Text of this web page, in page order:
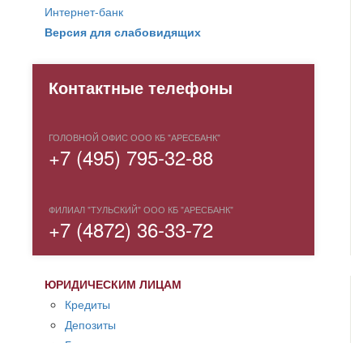
Интернет-банк
Версия для слабовидящих
Контактные телефоны
ГОЛОВНОЙ ОФИС ООО КБ "АРЕСБАНК"
+7 (495) 795-32-88
ФИЛИАЛ "ТУЛЬСКИЙ" ООО КБ "АРЕСБАНК"
+7 (4872) 36-33-72
ЮРИДИЧЕСКИМ ЛИЦАМ
Кредиты
Депозиты